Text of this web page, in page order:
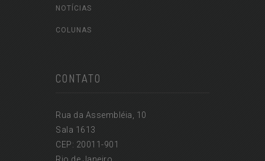
NOTÍCIAS
COLUNAS
CONTATO
Rua da Assembléia, 10
Sala 1613
CEP: 20011-901